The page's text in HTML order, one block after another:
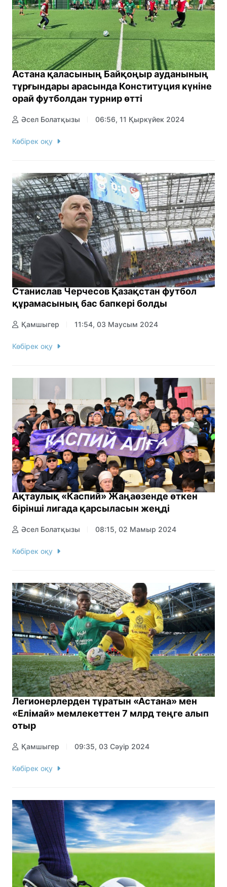
Астана қаласының Байқоңыр ауданының
тұрғындары арасында Конституция күніне
орай футболдан турнир өтті
Әсел Болатқызы 06:56, 11 Қыркүйек 2024
Көбірек оқу
Станислав Черчесов Қазақстан футбол
құрамасының бас бапкері болды
Қамшыгер 11:54, 03 Маусым 2024
Көбірек оқу
Ақтаулық «Каспий» Жаңаөзенде өткен
бірінші лигада қарсыласын жеңді
Әсел Болатқызы 08:15, 02 Мамыр 2024
Көбірек оқу
Легионерлерден тұратын «Астана» мен
«Елімай» мемлекеттен 7 млрд теңге алып
отыр
Қамшыгер 09:35, 03 Сәуір 2024
Көбірек оқу